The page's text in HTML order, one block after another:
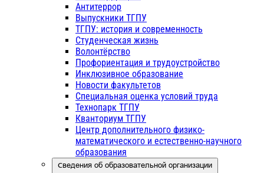
Антитеррор
Выпускники ТГПУ
ТГПУ: история и современность
Студенческая жизнь
Волонтёрство
Профориентация и трудоустройство
Инклюзивное образование
Новости факультетов
Специальная оценка условий труда
Технопарк ТГПУ
Кванториум ТГПУ
Центр дополнительного физико-
математического и естественно-научного
образования
Сведения об образовательной организации